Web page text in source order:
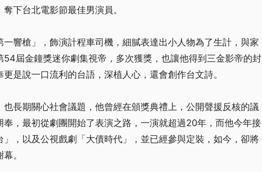
下台北電影節最佳男演員。
響槍」，飾演計程車司機，細膩表達出小人物為了生計，與家
54屆金鐘獎迷你劇集視帝，多次獲獎，也讓他得到三金影帝的封
是說一口流利的台語，深植人心，還會創作台文詩。
長期關心社會議題，他曾經在頒獎典禮上，公開聲援反核的議
奉，最初從劇團開始了表演之路，一演就超過20年，而他今年接
，以及公視戲劇「大債時代」，並已經參與定裝，如今，卻將
。